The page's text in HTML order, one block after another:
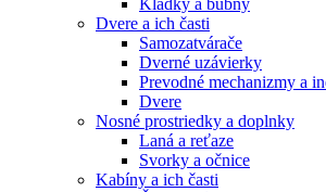
Kladky a bubny
Dvere a ich časti
Samozatvárače
Dverné uzávierky
Prevodné mechanizmy a
Dvere
Nosné prostriedky a doplnky
Laná a reťaze
Svorky a očnice
Kabíny a ich časti